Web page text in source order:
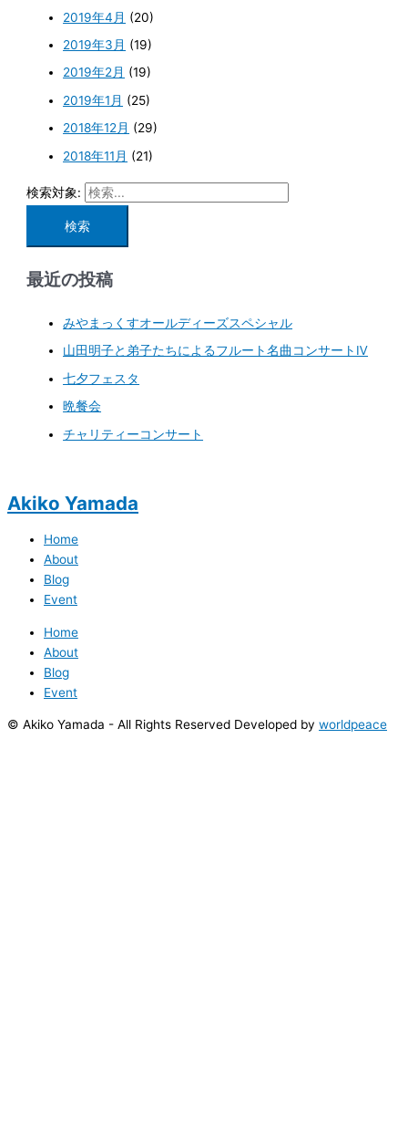
2019年4月 (20)
2019年3月 (19)
2019年2月 (19)
2019年1月 (25)
2018年12月 (29)
2018年11月 (21)
検索対象:
最近の投稿
みやまっくすオールディーズスペシャル
山田明子と弟子たちによるフルート名曲コンサートⅣ
七夕フェスタ
晩餐会
チャリティーコンサート
Akiko Yamada
Home
About
Blog
Event
Home
About
Blog
Event
© Akiko Yamada - All Rights Reserved Developed by worldpeace